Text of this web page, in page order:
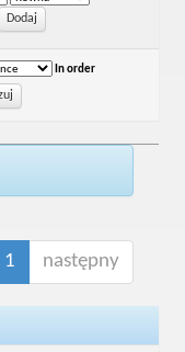
In order
1 następny